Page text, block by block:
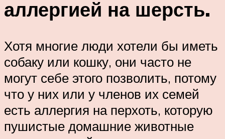
аллергией на шерсть.
Хотя многие люди хотели бы иметь
собаку или кошку, они часто не
могут себе этого позволить, потому
что у них или у членов их семей
есть аллергия на перхоть, которую
пушистые домашние животные